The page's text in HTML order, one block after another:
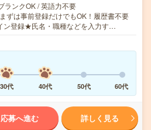
ランクOK / 英語力不要
ずは事前登録だけでもOK！履歴書不要
ン登録★氏名・職種などを入力す…
30代 40代 50代 60代
応募へ進む 詳しく見る